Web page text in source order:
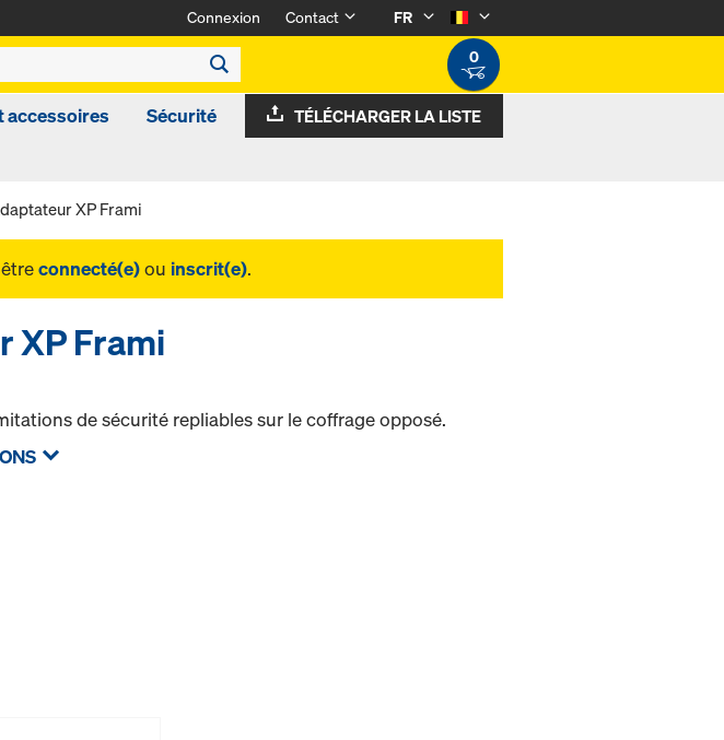
Connexion Contact
FR
0
accessoires
Sécurité
TÉLÉCHARGER LA LISTE
XP Frami
connecté(e)ou inscrit(e).
XP Frami
de sécurité repliables sur le coffrage opposé.